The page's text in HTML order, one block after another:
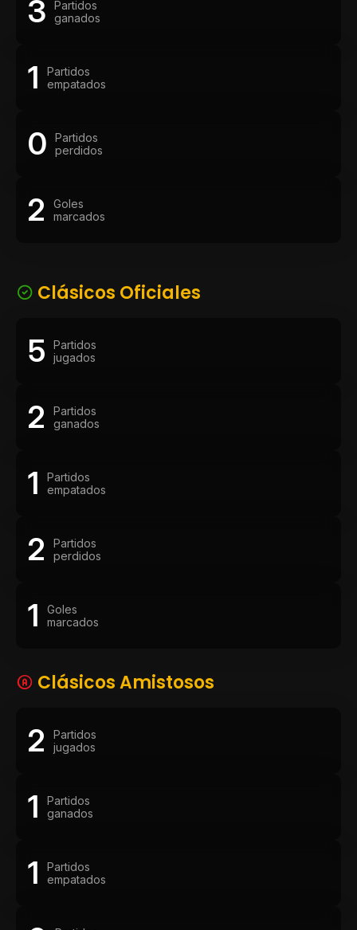
3
Partidos
ganados
1
Partidos
empatados
0
Partidos
perdidos
2
Goles
marcados
Clásicos Oficiales
5
Partidos
jugados
2
Partidos
ganados
1
Partidos
empatados
2
Partidos
perdidos
1
Goles
marcados
Clásicos Amistosos
2
Partidos
jugados
1
Partidos
ganados
1
Partidos
empatados